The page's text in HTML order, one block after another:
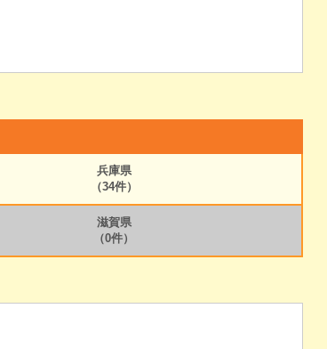
兵庫県
（34件）
滋賀県
（0件）